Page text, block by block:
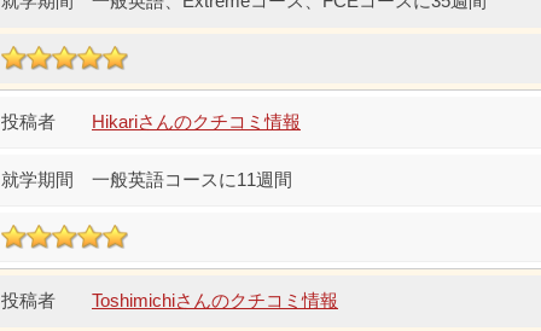
Hikariさんのクチコミ情報
一般英語コースに11週間
Toshimichiさんのクチコミ情報